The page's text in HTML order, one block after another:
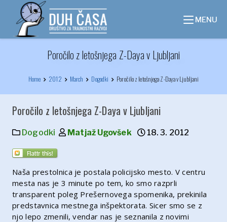
content
MENU
Poročilo z letošnjega Z-Daya v Ljubljani
Home 2012 March Dogodki Poročilo z letošnjega Z-Daya v Ljubljani
Poročilo z letošnjega Z-Daya v Ljubljani
Dogodki Matjaž Ugovšek 18. 3. 2012
Naša prestolnica je postala policijsko mesto. V centru
mesta nas je 3 minute po tem, ko smo razprli
transparent poleg Prešernovega spomenika, prekinila
predstavnica mestnega inšpektorata. Sicer smo se z
njo lepo zmenili, vendar nas je seznanila z novimi